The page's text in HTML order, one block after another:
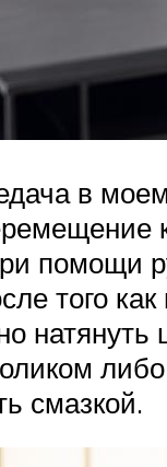
в
помощи
того как
натянуть
смазкой.